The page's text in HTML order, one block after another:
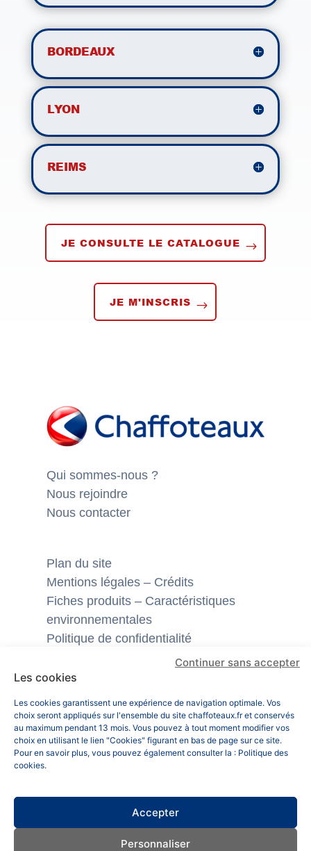
Les cookies
Les cookies garantissent une expérience de navigation optimale. Vos
choix seront appliqués sur l'ensemble du site chaffoteaux.fr et conservés
au maximum pendant 13 mois. Vous pouvez à tout moment modifier vos
choix en utilisant le lien "Cookies" figurant en bas de page sur ce site.
Pour en savoir plus, vous pouvez également consulter la : Politique des
cookies.
Accepter
Continuer sans accepter
Personnaliser
BORDEAUX
LYON
REIMS
JE CONSULTE LE CATALOGUE
JE M'INSCRIS
Qui sommes-nous ?
Nous rejoindre
Nous contacter
Plan du site
Mentions légales – Crédits
Fiches produits – Caractéristiques
environnementales
Politique de confidentialité
Retrouvez-nous sur les réseaux
sociaux
Linkedin